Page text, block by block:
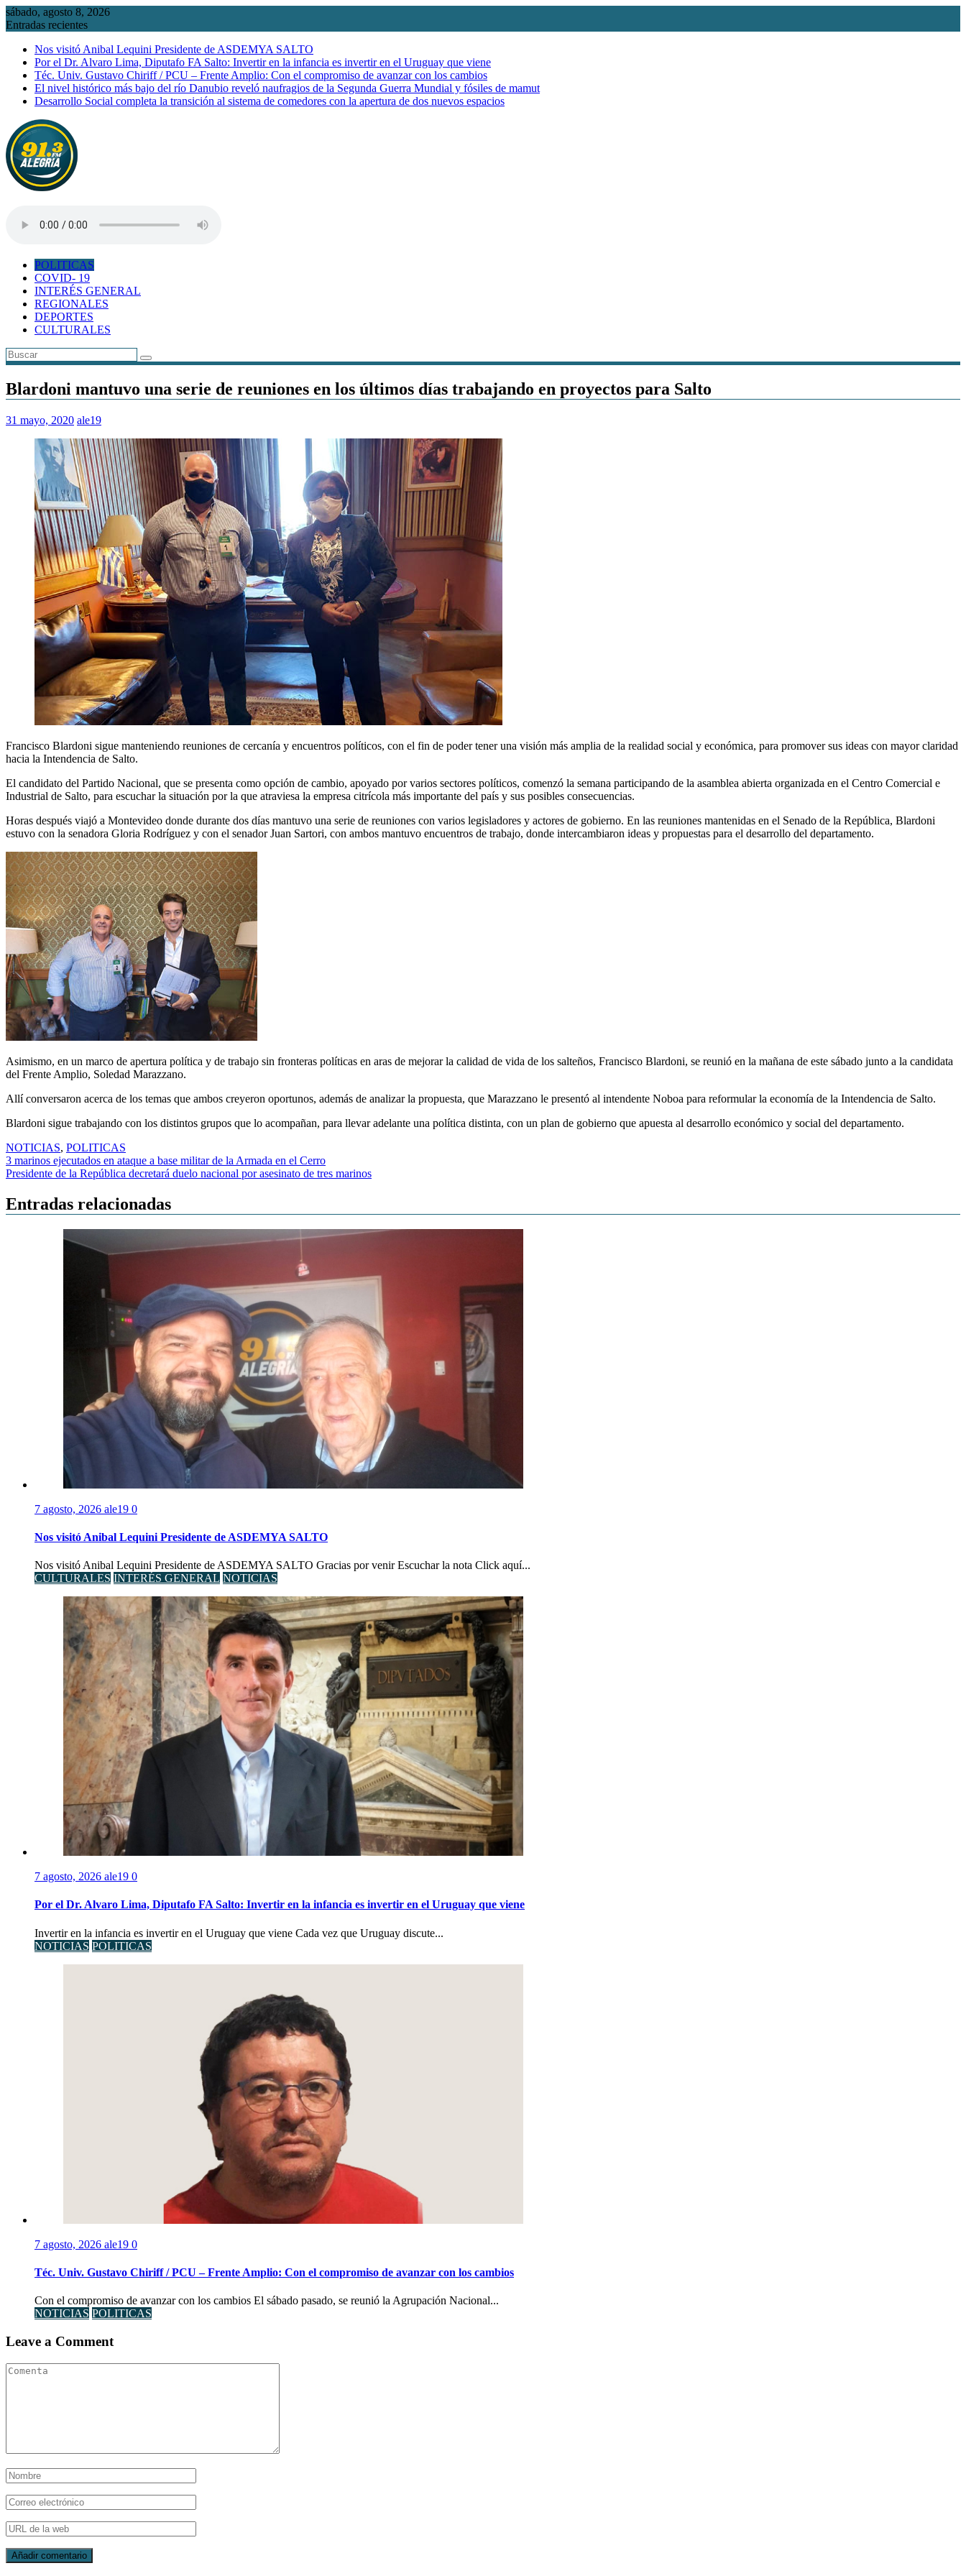
Saltar
al
sábado, agosto 8, 2026
Entradas recientes
Nos visitó Anibal Lequini Presidente de ASDEMYA SALTO
Por el Dr. Alvaro Lima, Diputafo FA Salto: Invertir en la infancia es invertir en el Uruguay que viene
Téc. Univ. Gustavo Chiriff / PCU – Frente Amplio: Con el compromiso de avanzar con los cambios
El nivel histórico más bajo del río Danubio reveló naufragios de la Segunda Guerra Mundial y fósiles de mamut
Desarrollo Social completa la transición al sistema de comedores con la apertura de dos nuevos espacios
POLITICAS
COVID- 19
INTERÉS GENERAL
REGIONALES
DEPORTES
CULTURALES
Blardoni mantuvo una serie de reuniones en los últimos días trabajando en proyectos para Salto
31 mayo, 2020 ale19
Francisco Blardoni sigue manteniendo reuniones de cercanía y encuentros políticos, con el fin de poder tener una visión más amplia de la realidad social y económica, para promover sus ideas con mayor claridad
hacia la Intendencia de Salto.
El candidato del Partido Nacional, que se presenta como opción de cambio, apoyado por varios sectores políticos, comenzó la semana participando de la asamblea abierta organizada en el Centro Comercial e
Industrial de Salto, para escuchar la situación por la que atraviesa la empresa citrícola más importante del país y sus posibles consecuencias.
Horas después viajó a Montevideo donde durante dos días mantuvo una serie de reuniones con varios legisladores y actores de gobierno. En las reuniones mantenidas en el Senado de la República, Blardoni
estuvo con la senadora Gloria Rodríguez y con el senador Juan Sartori, con ambos mantuvo encuentros de trabajo, donde intercambiaron ideas y propuestas para el desarrollo del departamento.
Asimismo, en un marco de apertura política y de trabajo sin fronteras políticas en aras de mejorar la calidad de vida de los salteños, Francisco Blardoni, se reunió en la mañana de este sábado junto a la candidata
del Frente Amplio, Soledad Marazzano.
Allí conversaron acerca de los temas que ambos creyeron oportunos, además de analizar la propuesta, que Marazzano le presentó al intendente Noboa para reformular la economía de la Intendencia de Salto.
Blardoni sigue trabajando con los distintos grupos que lo acompañan, para llevar adelante una política distinta, con un plan de gobierno que apuesta al desarrollo económico y social del departamento.
NOTICIAS, POLITICAS
Navegación
de
entradas
3 marinos ejecutados en ataque a base militar de la Armada en el Cerro
Presidente de la República decretará duelo nacional por asesinato de tres marinos
Entradas relacionadas
7 agosto, 2026 ale19 0
Nos visitó Anibal Lequini Presidente de ASDEMYA SALTO
Nos visitó Anibal Lequini Presidente de ASDEMYA SALTO Gracias por venir Escuchar la nota Click aquí...
CULTURALES INTERÉS GENERAL NOTICIAS
7 agosto, 2026 ale19 0
Por el Dr. Alvaro Lima, Diputafo FA Salto: Invertir en la infancia es invertir en el Uruguay que viene
Invertir en la infancia es invertir en el Uruguay que viene Cada vez que Uruguay discute...
NOTICIAS POLITICAS
7 agosto, 2026 ale19 0
Téc. Univ. Gustavo Chiriff / PCU – Frente Amplio: Con el compromiso de avanzar con los cambios
Con el compromiso de avanzar con los cambios El sábado pasado, se reunió la Agrupación Nacional...
NOTICIAS POLITICAS
Leave a Comment